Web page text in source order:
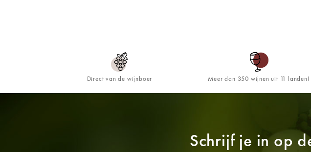
Direct van de wijnboer Meer dan 350 wijnen uit 11 landen!
Schrijf je in op